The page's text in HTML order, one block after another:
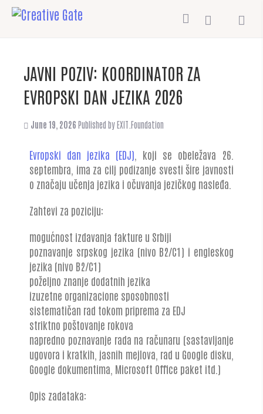
JAVNI POZIV: KOORDINATOR ZA
EVROPSKI DAN JEZIKA 2026
June 19, 2026 Published byEXIT.Foundation
Evropski dan jezika (EDJ) , koji se obeležava 26.
septembra, ima za cilj podizanje svesti šire javnosti
o značaju učenja jezika i očuvanja jezičkog nasleđa.
Zahtevi za poziciju:
mogućnost izdavanja fakture u Srbiji
poznavanje srpskog jezika (nivo B2/C1) i engleskog
jezika (nivo B2/C1)
poželjno znanje dodatnih jezika
izuzetne organizacione sposobnosti
sistematičan rad tokom priprema za EDJ
striktno poštovanje rokova
napredno poznavanje rada na računaru (sastavljanje
ugovora i kratkih, jasnih mejlova, rad u Google disku,
Google dokumentima, Microsoft Office paket itd.)
Opis zadataka: